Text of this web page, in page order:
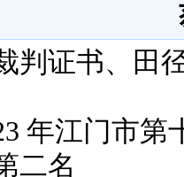
判证书、田
年江门市第
二名